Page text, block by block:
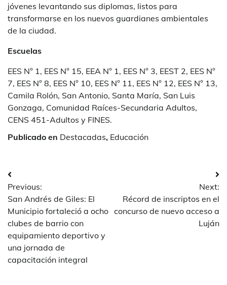
jóvenes levantando sus diplomas, listos para
transformarse en los nuevos guardianes ambientales
de la ciudad.
Escuelas
EES N° 1, EES N° 15, EEA N° 1, EES N° 3, EEST 2, EES N°
7, EES N° 8, EES N° 10, EES N° 11, EES N° 12, EES N° 13,
Camila Rolón, San Antonio, Santa María, San Luis
Gonzaga, Comunidad Raíces-Secundaria Adultos,
CENS 451-Adultos y FINES.
Publicado en Destacadas, Educación
Navegación
de
entradas
Previous:
San Andrés de Giles: El
Municipio fortaleció a ocho
clubes de barrio con
equipamiento deportivo y
una jornada de
capacitación integral
Next:
Récord de inscriptos en el
concurso de nuevo acceso a
Luján